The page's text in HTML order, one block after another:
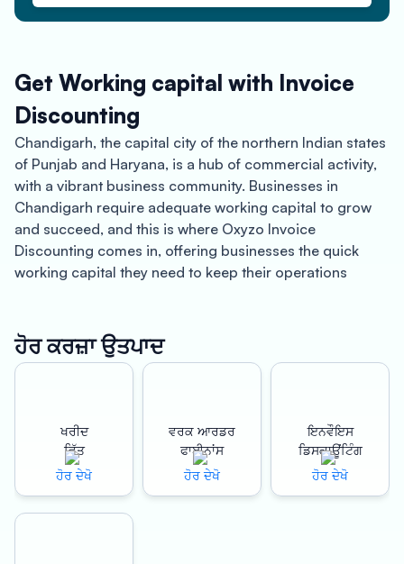
Get Working capital with Invoice
Discounting
Chandigarh, the capital city of the northern Indian states
of Punjab and Haryana, is a hub of commercial activity,
with a vibrant business community. Businesses in
Chandigarh require adequate working capital to grow
and succeed, and this is where Oxyzo Invoice
Discounting comes in, offering businesses the quick
working capital they need to keep their operations
Oxyzo Invoice Discounting is a leading financial services
provider in Chandigarh that specializes in offering
Discounting provides businesses with the cash they
need to meet their financial obligations without having
to wait for their customers to pay their invoices.
One of the primary benefits of working with Oxyzo
ਹੋਰ ਕਰਜ਼ਾ ਉਤਪਾਦ
ਖਰੀਦ
ਵਿੱਤ
ਹੋਰ ਦੇਖੋ
ਵਰਕ ਆਰਡਰ
ਫਾਈਨਾਂਸ
ਹੋਰ ਦੇਖੋ
ਇਨਵੌਇਸ
ਡਿਸਕਾਊਂਟਿੰਗ
ਹੋਰ ਦੇਖੋ